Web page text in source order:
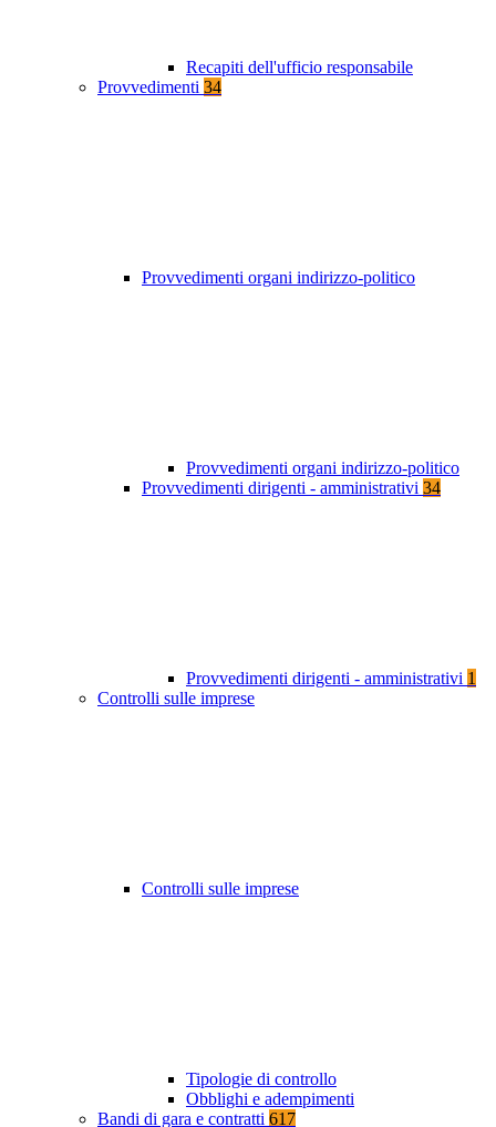
Recapiti dell'ufficio responsabile
Provvedimenti 34
Provvedimenti organi indirizzo-politico
Provvedimenti organi indirizzo-politico
Provvedimenti dirigenti - amministrativi 34
Provvedimenti dirigenti - amministrativi 1
Controlli sulle imprese
Controlli sulle imprese
Tipologie di controllo
Obblighi e adempimenti
Bandi di gara e contratti 617